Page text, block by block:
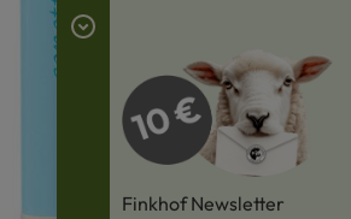
Finkhof Newsletter